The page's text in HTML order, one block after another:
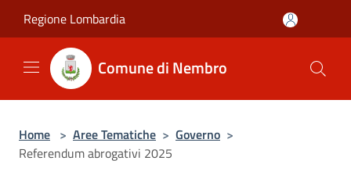
Regione Lombardia
Comune di Nembro
Home > Aree Tematiche > Governo >
Referendum abrogativi 2025